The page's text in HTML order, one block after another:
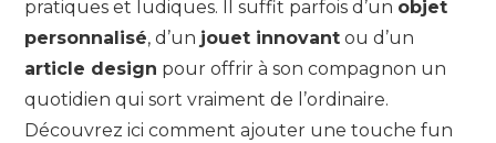
pratiques et ludiques. Il suffit parfois d’un objet
personnalisé, d’un jouet innovant ou d’un
article design pour offrir à son compagnon un
quotidien qui sort vraiment de l’ordinaire.
Découvrez ici comment ajouter une touche fun